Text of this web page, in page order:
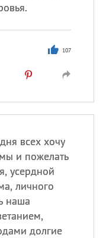
107
всех хочу
и пожелать
усердной
личного
наша
долгие